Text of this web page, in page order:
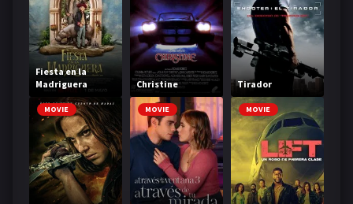
Fiesta en la
Madriguera
Christine Tirador
MOVIE MOVIE MOVIE